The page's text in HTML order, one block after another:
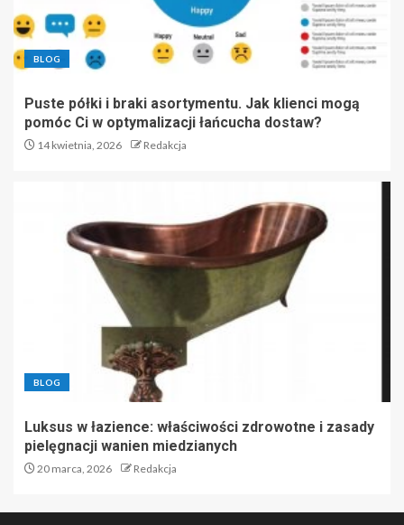
BLOG
Puste półki i braki asortymentu. Jak klienci mogą
pomóc Ci w optymalizacji łańcucha dostaw?
14 kwietnia, 2026 Redakcja
BLOG
Luksus w łazience: właściwości zdrowotne i zasady
pielęgnacji wanien miedzianych
20 marca, 2026 Redakcja